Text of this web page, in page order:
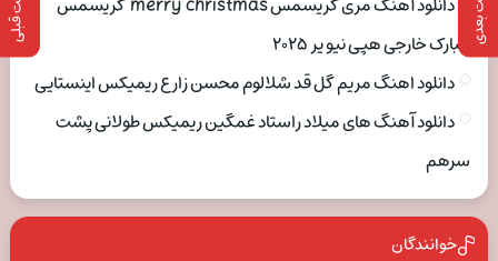
پست قبلی
دانلود آهنگ مری کریسمس merry christmas کریسمس
مبارک خارجی هپی نیو یر ۲۰۲۵
دانلود اهنگ مریم گل قد شلالوم محسن زارع ریمیکس اینستایی
دانلود آهنگ های میلاد راستاد غمگین ریمیکس طولانی پشت
سرهم
خوانندگان